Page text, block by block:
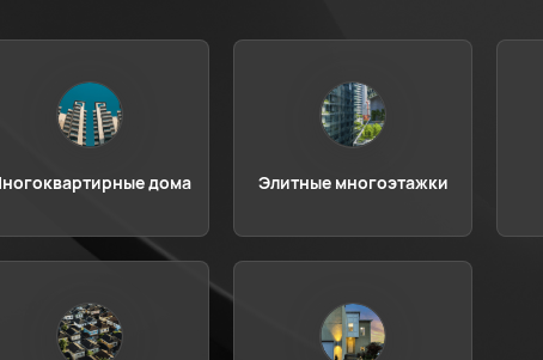
дома Элитные многоэтажки